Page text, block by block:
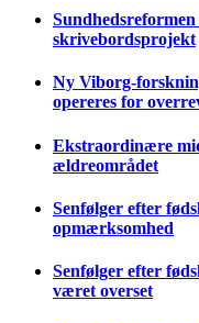
skrivebordsprojekt
Ny Viborg-
opereres for
Ekstraordinære
ældreområdet
Senfølger efter
opmærksomhed
Senfølger efter
været overset